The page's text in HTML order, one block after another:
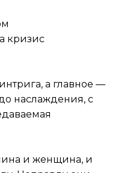
кризис
а главное —
наслаждения, с
и женщина, и